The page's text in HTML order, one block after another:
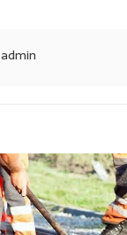
admin